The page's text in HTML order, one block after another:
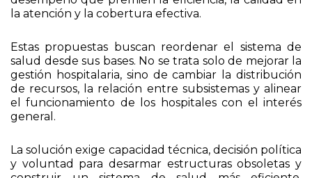
salud desde sus bases. No se trata solo de mejorar la
gestión hospitalaria, sino de cambiar la distribución
de recursos, la relación entre subsistemas y alinear
el funcionamiento de los hospitales con el interés
general.
y voluntad para desarmar estructuras obsoletas y
construir un sistema de salud más eficiente,
equitativo y sostenible.